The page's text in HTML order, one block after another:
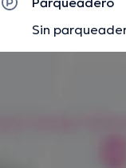
Sin